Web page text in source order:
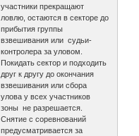
участники прекращают
ловлю, остаются в секторе до
прибытия группы
взвешивания или судьи-
контролера за уловом.
Покидать сектор и подходить
друг к другу до окончания
взвешивания или сбора
улова у всех участников
зоны не разрешается.
Снятие с соревнований
предусматривается за